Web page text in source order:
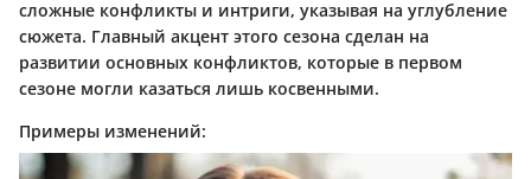
сложные конфликты и интриги, указывая на углубление
сюжета. Главный акцент этого сезона сделан на
развитии основных конфликтов, которые в первом
сезоне могли казаться лишь косвенными.
Примеры изменений: